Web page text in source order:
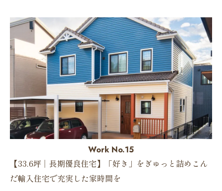
Work No.15
【33.6坪｜長期優良住宅】「好き」をぎゅっと詰めこん
だ輸入住宅で充実した家時間を